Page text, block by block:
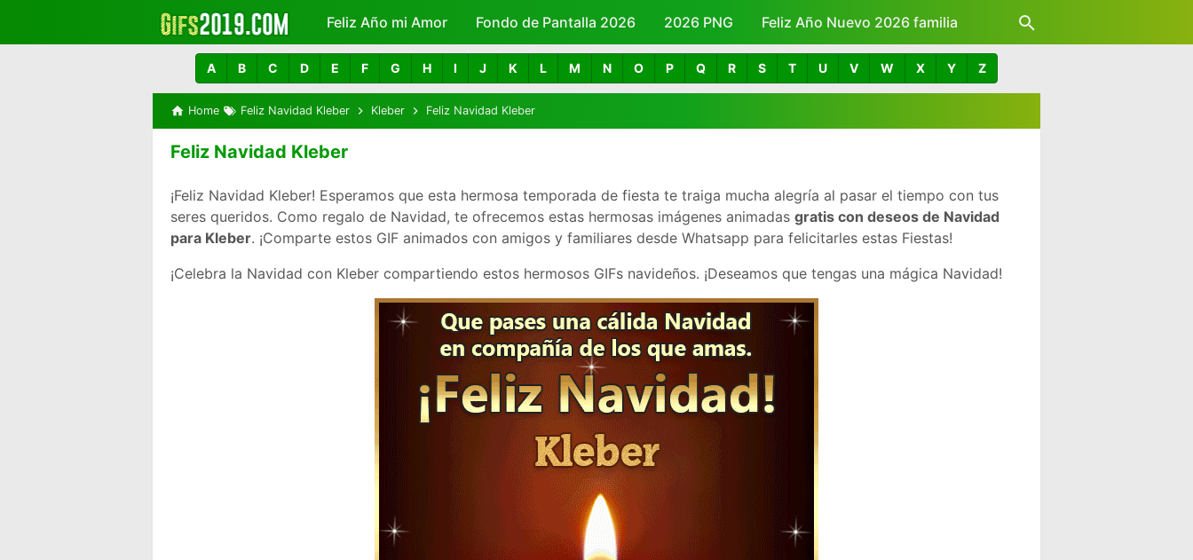
Skip to main content
Feliz Año mi Amor Fondo de Pantalla 2026 2026 PNG Feliz Año Nuevo 2026 familia
Más
A B C D E F G H I J K L M N O P Q R S T U V W X Y Z
Home Feliz Navidad Kleber Kleber Feliz Navidad Kleber
Feliz Navidad Kleber
¡Feliz Navidad Kleber! Esperamos que esta hermosa temporada de fiesta te traiga mucha alegría al pasar el tiempo con tus
seres queridos. Como regalo de Navidad, te ofrecemos estas hermosas imágenes animadas gratis con deseos de Navidad
para Kleber. ¡Comparte estos GIF animados con amigos y familiares desde Whatsapp para felicitarles estas Fiestas!
¡Celebra la Navidad con Kleber compartiendo estos hermosos GIFs navideños. ¡Deseamos que tengas una mágica Navidad!